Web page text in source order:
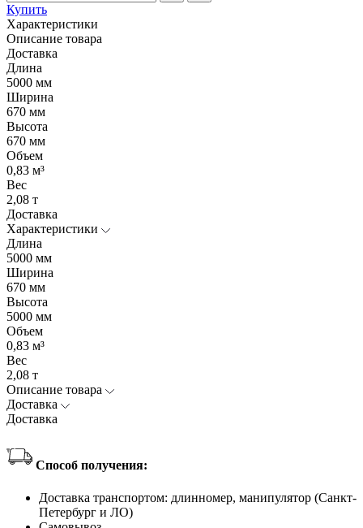
Купить
Характеристики
Описание товара
Доставка
Длина
5000 мм
Ширина
670 мм
Высота
670 мм
Объем
0,83 м³
Вес
2,08 т
Доставка
Характеристики
Длина
5000 мм
Ширина
670 мм
Высота
5000 мм
Объем
0,83 м³
Вес
2,08 т
Описание товара
Доставка
Доставка
Способ получения:
Доставка транспортом: длинномер, манипулятор (Санкт-
Петербург и ЛО)